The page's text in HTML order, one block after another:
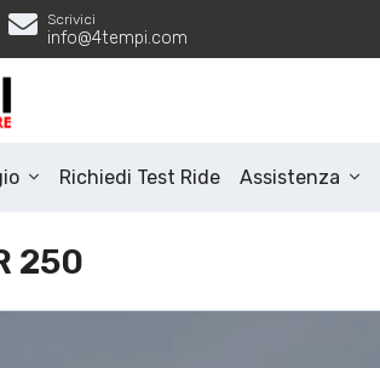
Scrivici
info@4tempi.com
Richiedi Test Ride Assistenza
250